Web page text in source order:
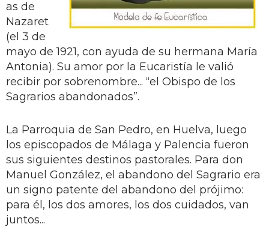
as de
Nazaret
(el 3 de
mayo de 1921, con ayuda de su hermana María
Antonia). Su amor por la Eucaristía le valió
recibir por sobrenombre... “el Obispo de los
Sagrarios abandonados”.
La Parroquia de San Pedro, en Huelva, luego
los episcopados de Málaga y Palencia fueron
sus siguientes destinos pastorales. Para don
Manuel González, el abandono del Sagrario era
un signo patente del abandono del prójimo:
para él, los dos amores, los dos cuidados, van
juntos...